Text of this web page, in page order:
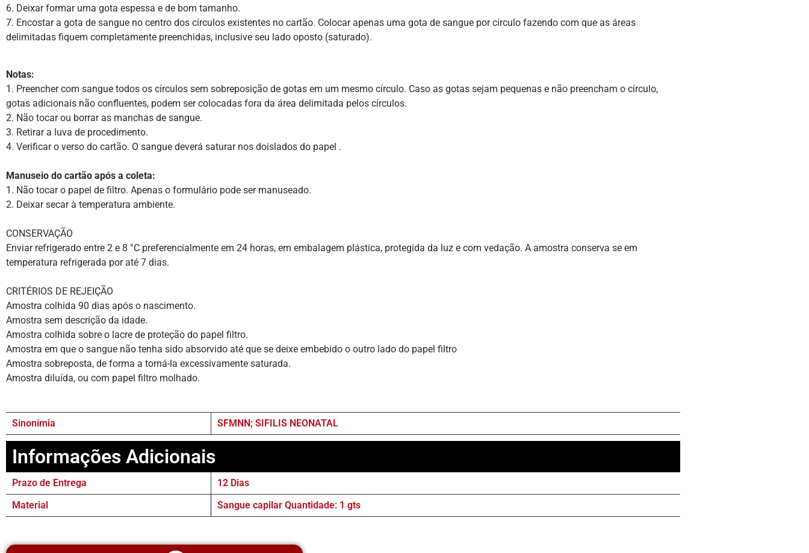
6. Deixar formar uma gota espessa e de bom tamanho.
7. Encostar a gota de sangue no centro dos círculos existentes no cartão. Colocar apenas uma gota de sangue por círculo fazendo com que as áreas
delimitadas fiquem completamente preenchidas, inclusive seu lado oposto (saturado).
Notas:
1. Preencher com sangue todos os círculos sem sobreposição de gotas em um mesmo círculo. Caso as gotas sejam pequenas e não preencham o círculo,
gotas adicionais não confluentes, podem ser colocadas fora da área delimitada pelos círculos.
2. Não tocar ou borrar as manchas de sangue.
3. Retirar a luva de procedimento.
4. Verificar o verso do cartão. O sangue deverá saturar nos doislados do papel .
Manuseio do cartão após a coleta:
1. Não tocar o papel de filtro. Apenas o formulário pode ser manuseado.
2. Deixar secar à temperatura ambiente.
CONSERVAÇÃO
Enviar refrigerado entre 2 e 8 °C preferencialmente em 24 horas, em embalagem plástica, protegida da luz e com vedação. A amostra conserva se em
temperatura refrigerada por até 7 dias.
CRITÉRIOS DE REJEIÇÃO
Amostra colhida 90 dias após o nascimento.
Amostra sem descrição da idade.
Amostra colhida sobre o lacre de proteção do papel filtro.
Amostra em que o sangue não tenha sido absorvido até que se deixe embebido o outro lado do papel filtro
Amostra sobreposta, de forma a torná-la excessivamente saturada.
Amostra diluída, ou com papel filtro molhado.
Sinonímia SFMNN; SIFILIS NEONATAL
Informações Adicionais
Prazo de Entrega
12 Dias
Material
Sangue capilar Quantidade: 1 gts